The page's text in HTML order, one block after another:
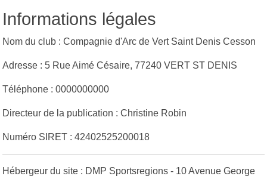
Informations légales
Nom du club : Compagnie d'Arc de Vert Saint Denis Cesson
Adresse : 5 Rue Aimé Césaire, 77240 VERT ST DENIS
Téléphone : 0000000000
Directeur de la publication : Christine Robin
Numéro SIRET : 42402525200018
Hébergeur du site : DMP Sportsregions - 10 Avenue George